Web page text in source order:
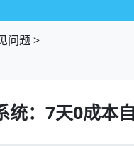
问题>
统：7天0成本